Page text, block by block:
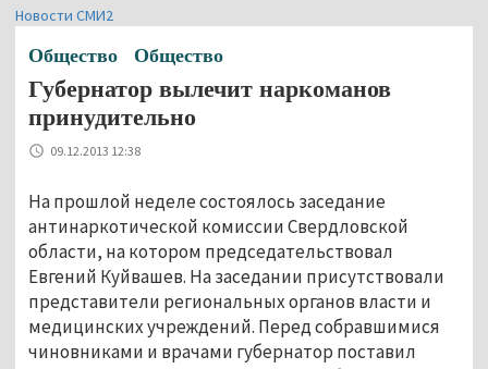
Новости СМИ2
Общество Общество
Губернатор вылечит наркоманов
принудительно
09.12.2013 12:38
На прошлой неделе состоялось заседание
антинаркотической комиссии Свердловской
области, на котором председательствовал
Евгений Куйвашев. На заседании присутствовали
представители региональных органов власти и
медицинских учреждений. Перед собравшимися
чиновниками и врачами губернатор поставил